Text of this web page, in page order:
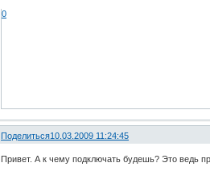
0
Поделиться10.03.2009 11:24:45
Привет. А к чему подключать будешь? Это ведь